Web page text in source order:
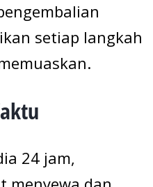
setiap langkah
24 jam,